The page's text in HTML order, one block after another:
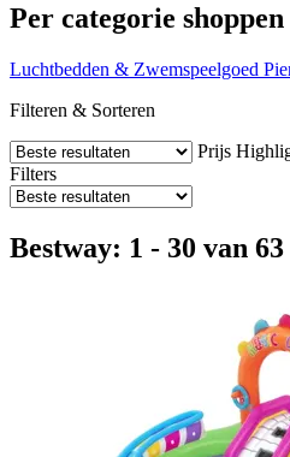
Per categorie shoppen
Luchtbedden & Zwemspeelgoed
Filteren & Sorteren
Prijs
Filters
Bestway: 1 - 30 van